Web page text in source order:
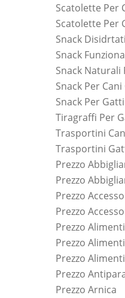
Scatolette Per
Scatolette Per
Snack
Snack
Snack Naturali
Snack Per
Snack Per
Tiragraffi Per
Trasportini
Trasportini
Prezzo
Prezzo
Prezzo
Prezzo
Prezzo
Prezzo
Prezzo
Prezzo
Prezzo Arnica